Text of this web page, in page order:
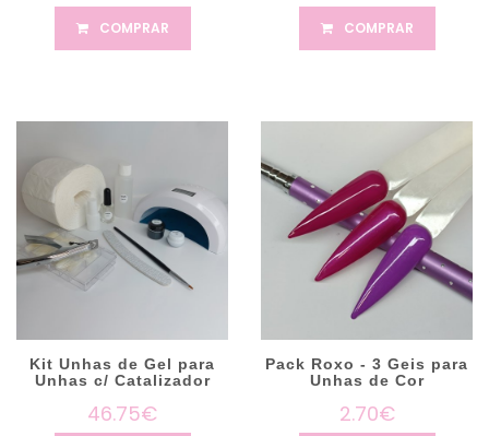
COMPRAR COMPRAR
Kit Unhas de Gel para
Unhas c/ Catalizador
46.75€
Pack Roxo - 3 Geis para
Unhas de Cor
2.70€